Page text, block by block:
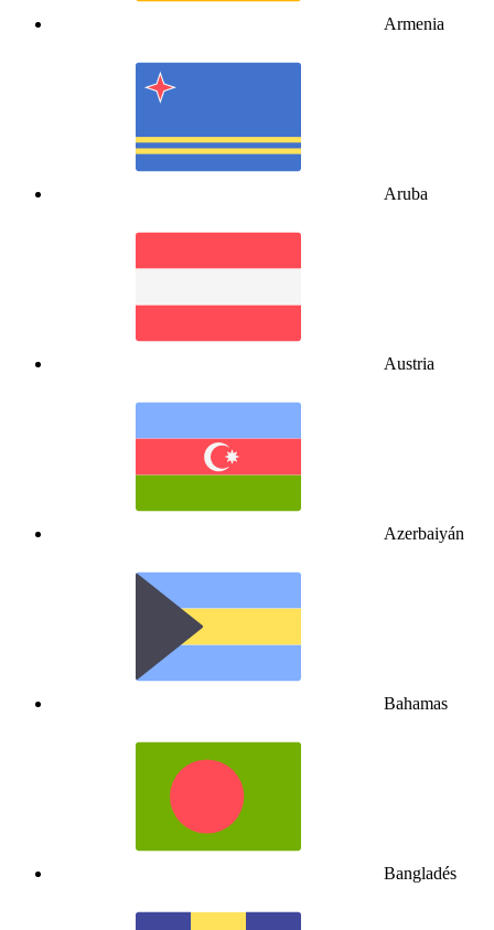
Armenia
Aruba
Austria
Azerbaiyán
Bahamas
Bangladés